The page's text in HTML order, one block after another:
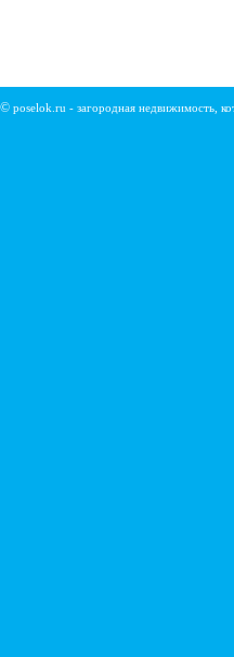
© poselok.ru - загородная недвижимость,